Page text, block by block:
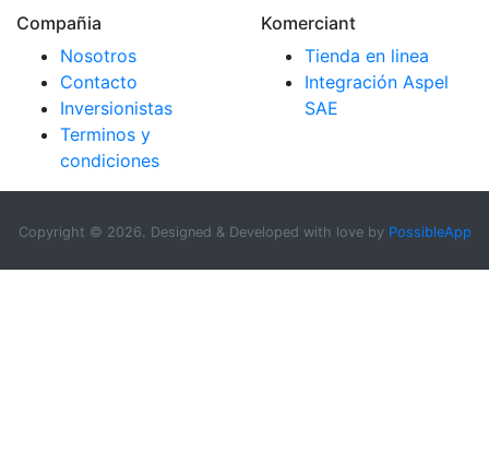
Compañia
Nosotros
Contacto
Inversionistas
Terminos y
condiciones
Komerciant
Tienda en linea
Integración Aspel
SAE
Copyright © 2026. Designed & Developed with love by PossibleApp